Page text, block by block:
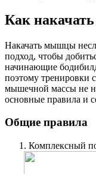
Как
Накачать мышцы
подход, чтобы
начинающие
поэтому тренировки
мышечной массы не
основные правила и
Общие правила
Комплексный